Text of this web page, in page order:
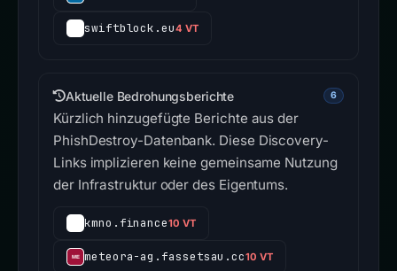
swiftblock.eu4 VT
Aktuelle Bedrohungsberichte 6
Kürzlich hinzugefügte Berichte aus der
PhishDestroy-Datenbank. Diese Discovery-
Links implizieren keine gemeinsame Nutzung
der Infrastruktur oder des Eigentums.
kmno.finance10 VT
meteora-ag.fassetsau.cc10 VT